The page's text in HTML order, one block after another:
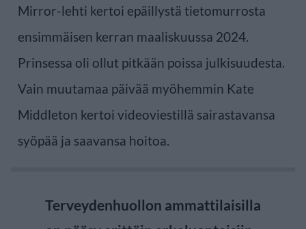
Mirror-lehti kertoi epäillystä tietomurrosta
ensimmäisen kerran maaliskuussa 2024.
Prinsessa oli ollut pitkään poissa julkisuudesta.
Vain muutamaa päivää myöhemmin Kate
Middleton kertoi videoviestillä sairastavansa
syöpää ja saavansa hoitoa.
Terveydenhuollon ammattilaisilla